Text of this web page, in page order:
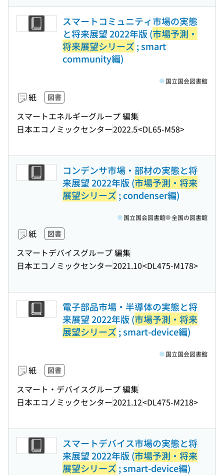
スマートコミュニティ市場の実態
と将来展望 2022年版 (市場予測・
将来展望シリーズ ; smart
community編)
紙 図書
スマートエネルギーグループ 編集
日本エコノミックセンター2022.5<DL65-M58>
国立国会図書館
コンデンサ市場・部材の実態と将
来展望 2022年版 (市場予測・将来
展望シリーズ ; condenser編)
紙 図書
スマートデバイスグループ 編集
日本エコノミックセンター2021.10<DL475-M178>
国立国会図書館 全国の図書館
電子部品市場・半導体の実態と将
来展望 2022年版 (市場予測・将来
展望シリーズ ; smart-device編)
紙 図書
スマート・デバイスグループ 編集
日本エコノミックセンター2021.12<DL475-M218>
国立国会図書館
スマートデバイス市場の実態と将
来展望 2022年版 (市場予測・将来
展望シリーズ ; smart-device編)